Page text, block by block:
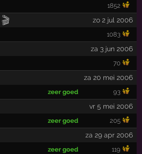
1852
🎬 zo 2 jul 2006
1083
za 3 jun 2006
70
za 20 mei 2006
zeer goed 93
vr 5 mei 2006
zeer goed 205
za 29 apr 2006
zeer goed 119